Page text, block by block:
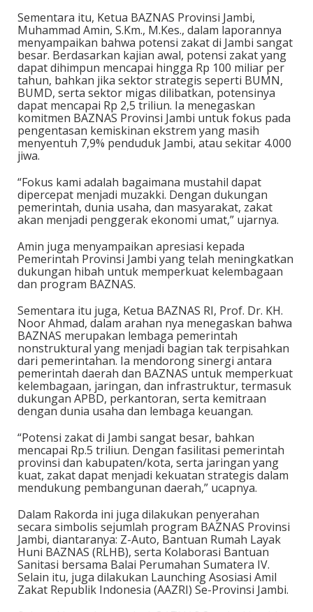
Sementara itu, Ketua BAZNAS Provinsi Jambi,
Muhammad Amin, S.Km., M.Kes., dalam laporannya
menyampaikan bahwa potensi zakat di Jambi sangat
besar. Berdasarkan kajian awal, potensi zakat yang
dapat dihimpun mencapai hingga Rp 100 miliar per
tahun, bahkan jika sektor strategis seperti BUMN,
BUMD, serta sektor migas dilibatkan, potensinya
dapat mencapai Rp 2,5 triliun. Ia menegaskan
komitmen BAZNAS Provinsi Jambi untuk fokus pada
pengentasan kemiskinan ekstrem yang masih
menyentuh 7,9% penduduk Jambi, atau sekitar 4.000
jiwa.
“Fokus kami adalah bagaimana mustahil dapat
dipercepat menjadi muzakki. Dengan dukungan
pemerintah, dunia usaha, dan masyarakat, zakat
akan menjadi penggerak ekonomi umat,” ujarnya.
Amin juga menyampaikan apresiasi kepada
Pemerintah Provinsi Jambi yang telah meningkatkan
dukungan hibah untuk memperkuat kelembagaan
dan program BAZNAS.
Sementara itu juga, Ketua BAZNAS RI, Prof. Dr. KH.
Noor Ahmad, dalam arahan nya menegaskan bahwa
BAZNAS merupakan lembaga pemerintah
nonstruktural yang menjadi bagian tak terpisahkan
dari pemerintahan. Ia mendorong sinergi antara
pemerintah daerah dan BAZNAS untuk memperkuat
kelembagaan, jaringan, dan infrastruktur, termasuk
dukungan APBD, perkantoran, serta kemitraan
dengan dunia usaha dan lembaga keuangan.
“Potensi zakat di Jambi sangat besar, bahkan
mencapai Rp.5 triliun. Dengan fasilitasi pemerintah
provinsi dan kabupaten/kota, serta jaringan yang
kuat, zakat dapat menjadi kekuatan strategis dalam
mendukung pembangunan daerah,” ucapnya.
Dalam Rakorda ini juga dilakukan penyerahan
secara simbolis sejumlah program BAZNAS Provinsi
Jambi, diantaranya: Z-Auto, Bantuan Rumah Layak
Huni BAZNAS (RLHB), serta Kolaborasi Bantuan
Sanitasi bersama Balai Perumahan Sumatera IV.
Selain itu, juga dilakukan Launching Asosiasi Amil
Zakat Republik Indonesia (AAZRI) Se-Provinsi Jambi.